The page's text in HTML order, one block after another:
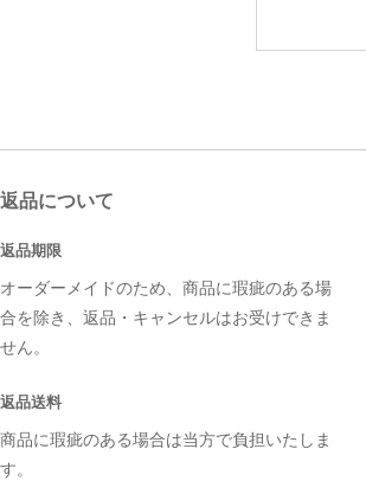
返品について
返品期限
オーダーメイドのため、商品に瑕疵のある場
合を除き、返品・キャンセルはお受けできま
せん。
返品送料
商品に瑕疵のある場合は当方で負担いたしま
す。